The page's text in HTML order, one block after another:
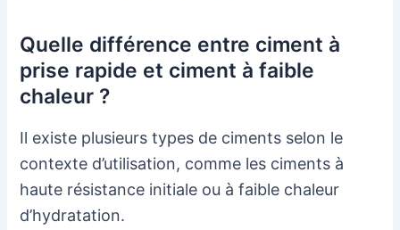
Quelle différence entre ciment à
prise rapide et ciment à faible
chaleur ?
Il existe plusieurs types de ciments selon le
contexte d’utilisation, comme les ciments à
haute résistance initiale ou à faible chaleur
d’hydratation.